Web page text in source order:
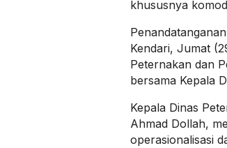
khususnya
Kendari, Jumat
Peternakan dan
bersama Kepala
Kepala Dinas
Ahmad Dollah,
operasionalisasi